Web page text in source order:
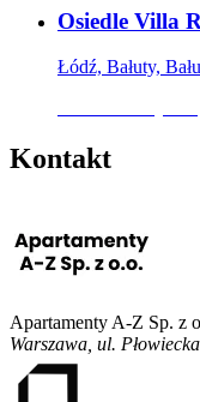
Osiedle Villa
Łódź, Bałuty,
Kontakt
Apartamenty A-Z Sp. z
Warszawa ul.